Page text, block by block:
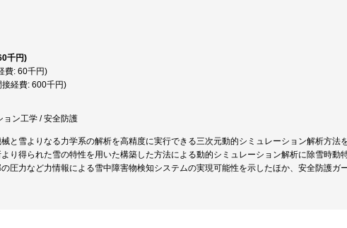
千円)
費: 60千円)
経費: 600千円)
ョン工学 / 安全防護
と雪よりなる力学系の解析を高精度に実行できる三次元動的シミュレーション解析方法
り得られた雪の特性を用いた構築した方法による動的シミュレーション解析に除雪時動
圧力など力情報による雪中障害物検知システムの実現可能性を示したほか、安全防護ガ